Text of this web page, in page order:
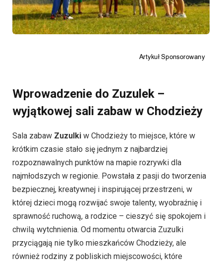
Wprowadzenie do Zuzulek –
wyjątkowej sali zabaw w Chodzieży
Sala zabaw Zuzulki w Chodzieży to miejsce, które w
krótkim czasie stało się jednym z najbardziej
rozpoznawalnych punktów na mapie rozrywki dla
najmłodszych w regionie. Powstała z pasji do tworzenia
bezpiecznej, kreatywnej i inspirującej przestrzeni, w
której dzieci mogą rozwijać swoje talenty, wyobraźnię i
sprawność ruchową, a rodzice – cieszyć się spokojem i
chwilą wytchnienia. Od momentu otwarcia Zuzulki
przyciągają nie tylko mieszkańców Chodzieży, ale
również rodziny z pobliskich miejscowości, które